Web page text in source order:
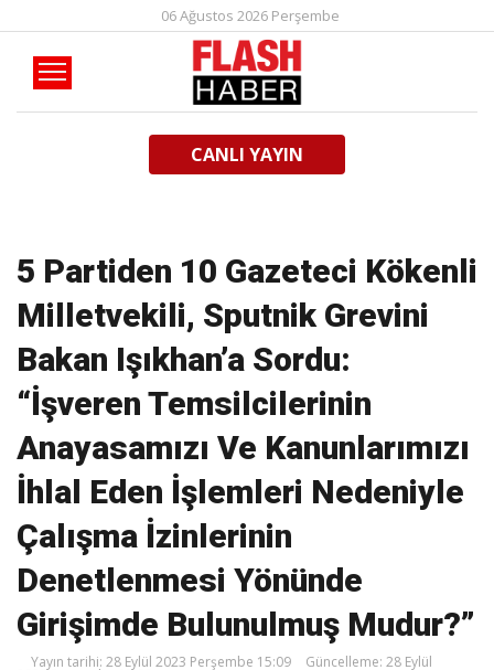
06 Ağustos 2026 Perşembe
CANLI YAYIN
5 Partiden 10 Gazeteci Kökenli
Milletvekili, Sputnik Grevini
Bakan Işıkhan’a Sordu:
“İşveren Temsilcilerinin
Anayasamızı Ve Kanunlarımızı
İhlal Eden İşlemleri Nedeniyle
Çalışma İzinlerinin
Denetlenmesi Yönünde
Girişimde Bulunulmuş Mudur?”
Yayın tarihi: 28 Eylül 2023 Perşembe 15:09 Güncelleme: 28 Eylül